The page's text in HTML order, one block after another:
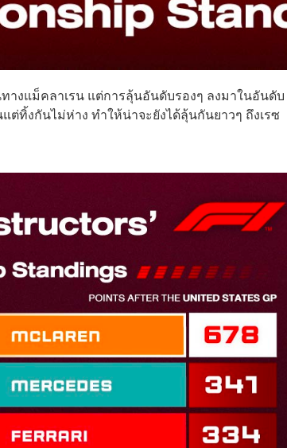
างแม็คลาเรน แต่การลุ้นอันดับรองๆ ลงมาในอันดับ
ต่ทิ้งกันไม่ห่าง ทำให้น่าจะยังได้ลุ้นกันยาวๆ ถึงเรซ